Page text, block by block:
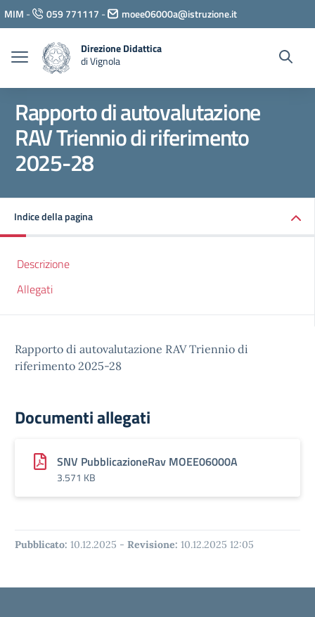
Vai ai contenuti
Vai al menu di navigazione
Vai al footer
MIM - 059 771117 - moee06000a@istruzione.it
Direzione Didattica
di Vignola
Rapporto di autovalutazione
RAV Triennio di riferimento
2025-28
Indice della pagina
Descrizione
Allegati
Rapporto di autovalutazione RAV Triennio di
riferimento 2025-28
Documenti allegati
SNV PubblicazioneRav MOEE06000A
3.571 KB
Pubblicato: 10.12.2025 - Revisione: 10.12.2025 12:05